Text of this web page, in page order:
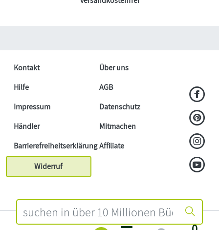
Kontakt
Über uns
Hilfe
AGB
Impressum
Datenschutz
Händler
Mitmachen
BarrierefreiheitserklärungAffiliate
Widerruf